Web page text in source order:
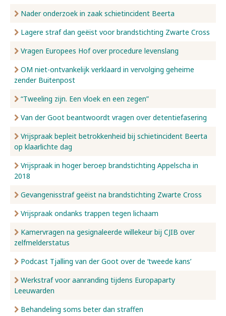
Nader onderzoek in zaak schietincident Beerta
Lagere straf dan geëist voor brandstichting Zwarte Cross
Vragen Europees Hof over procedure levenslang
OM niet-ontvankelijk verklaard in vervolging geheime
zender Buitenpost
“Tweeling zijn. Een vloek en een zegen”
Van der Goot beantwoordt vragen over detentiefasering
Vrijspraak bepleit betrokkenheid bij schietincident Beerta
op klaarlichte dag
Vrijspraak in hoger beroep brandstichting Appelscha in
2018
Gevangenisstraf geëist na brandstichting Zwarte Cross
Vrijspraak ondanks trappen tegen lichaam
Kamervragen na gesignaleerde willekeur bij CJIB over
zelfmelderstatus
Podcast Tjalling van der Goot over de ‘tweede kans’
Werkstraf voor aanranding tijdens Europaparty
Leeuwarden
Behandeling soms beter dan straffen